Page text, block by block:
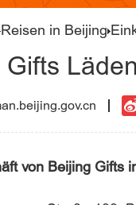
Reisen in Beijing
Läden
von Beijing Gifts